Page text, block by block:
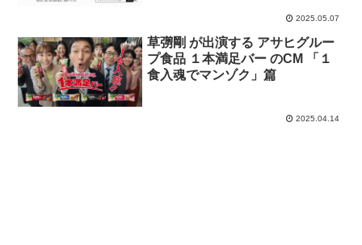
2025.05.07
草彅剛 が出演する アサヒグルー
プ食品 １本満足バー のCM 「１
食入魂でマンゾク」篇
2025.04.14